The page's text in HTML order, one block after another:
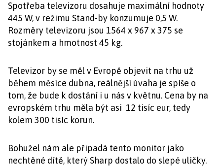
Spotřeba televizoru dosahuje maximální hodnoty
445 W, v režimu Stand-by konzumuje 0,5 W.
Rozměry televizoru jsou 1564 x 967 x 375 se
stojánkem a hmotnost 45 kg.
Televizor by se měl v Evropě objevit na trhu už
během měsíce dubna, reálnější úvaha je spíše o
tom, že bude k dostání i u nás v květnu. Cena by na
evropském trhu měla být asi 12 tisíc eur, tedy
kolem 300 tisíc korun.
Bohužel nám ale připadá tento monitor jako
nechtěné dítě, který Sharp dostalo do slepé uličky.